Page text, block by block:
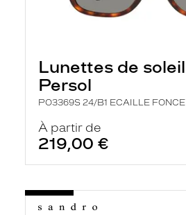
Lunettes de soleil
Persol
PO3369S 24/B1 ECAILLE FONCE
À partir de
219,00 €